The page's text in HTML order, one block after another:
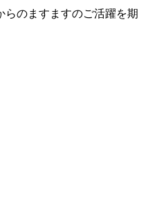
らのますますのご活躍を期